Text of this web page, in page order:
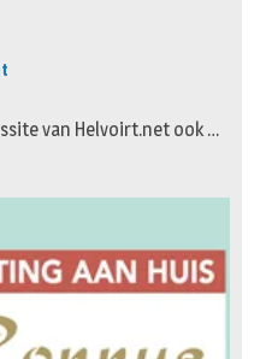
van Helvoirt.net ook …